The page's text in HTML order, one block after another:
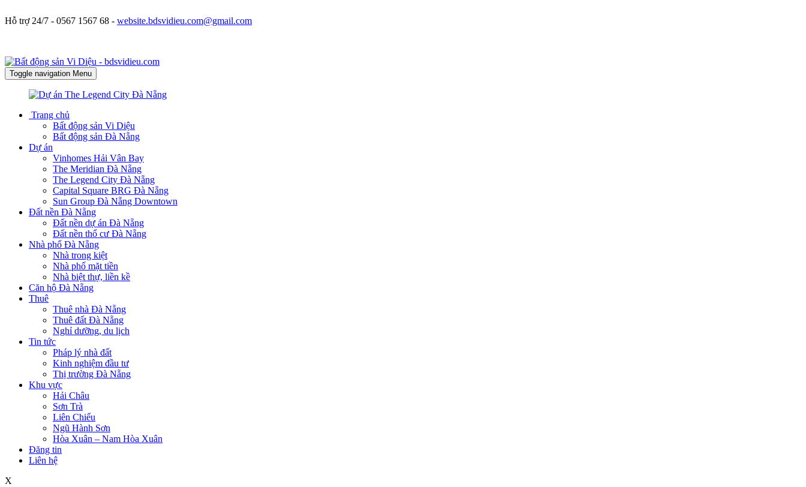
Hỗ trợ 24/7 - 0567 1567 68 - website.bdsvidieu.com@gmail.com
Toggle navigation Menu
Trang chủ
Bất động sản Vi Diệu
Bất động sản Đà Nẵng
Dự án
Vinhomes Hải Vân Bay
The Meridian Đà Nẵng
The Legend City Đà Nẵng
Capital Square BRG Đà Nẵng
Sun Group Đà Nẵng Downtown
Đất nền Đà Nẵng
Đất nền dự án Đà Nẵng
Đất nền thổ cư Đà Nẵng
Nhà phố Đà Nẵng
Nhà trong kiệt
Nhà phố mặt tiền
Nhà biệt thự, liền kề
Căn hộ Đà Nẵng
Thuê
Thuê nhà Đà Nẵng
Thuê đất Đà Nẵng
Nghỉ dưỡng, du lịch
Tin tức
Pháp lý nhà đất
Kinh nghiệm đầu tư
Thị trường Đà Nẵng
Khu vực
Hải Châu
Sơn Trà
Liên Chiểu
Ngũ Hành Sơn
Hòa Xuân – Nam Hòa Xuân
Đăng tin
Liên hệ
X